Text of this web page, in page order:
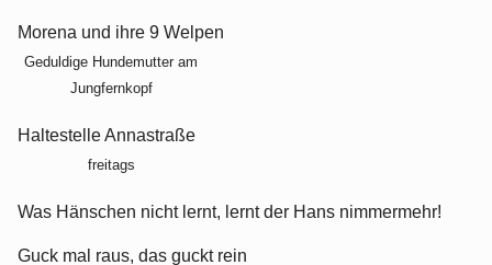
Morena und ihre 9 Welpen
Geduldige Hundemutter am
Jungfernkopf
Haltestelle Annastraße
freitags
Was Hänschen nicht lernt, lernt der Hans nimmermehr!
Guck mal raus, das guckt rein